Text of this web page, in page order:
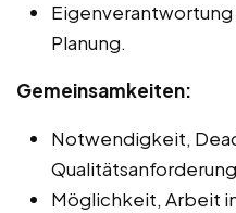
Planung.
Gemeinsamkeiten:
Notwendigkeit,
Möglichkeit, Arbeit